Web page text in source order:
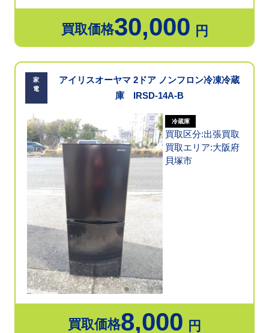
買取価格30,000 円
家
電
アイリスオーヤマ 2ドア ノンフロン冷凍冷蔵
庫 IRSD-14A-B
冷蔵庫
買取区分:出張買取
買取エリア:大阪府
貝塚市
買取価格8,000 円